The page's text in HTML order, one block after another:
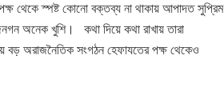
পক্ষ থেকে স্পষ্ট কোনো বক্তব্য না থাকায় আপাদত সুপ্রিম
জনগন অনেক খুশি। কথা দিয়ে কথা রাখায় তারা
বড় অরাজনৈতিক সংগঠন হেফাযতের পক্ষ থেকেও